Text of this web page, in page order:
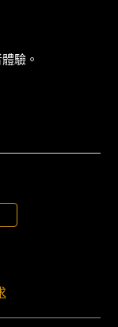
驗。